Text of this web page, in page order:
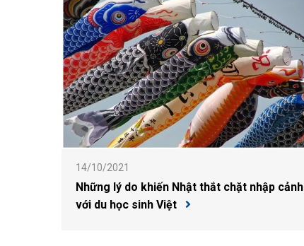
14/10/2021
Những lý do khiến Nhật thắt chặt nhập cảnh
với du học sinh Việt